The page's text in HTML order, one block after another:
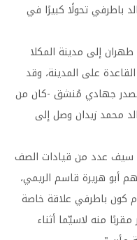
باطرفي تحولًا كبيرًا في
من طهران إلى مدينة المكلا
على المدينة، وقد
جهادي مُنشق -كان من
محمد زيدان وصل إلى
سيف عدد من قيادات الصف
أبو هريرة قاسم الريمي،
كون باطرفي علاقة خاصة
منه لاسيّما أثناء